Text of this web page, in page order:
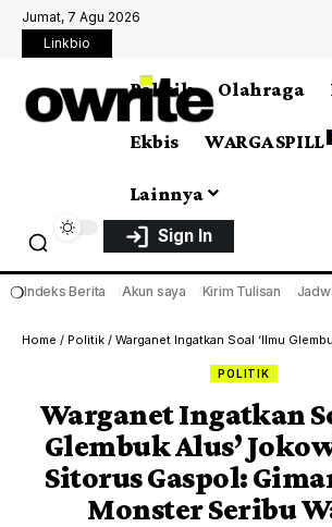
Jumat, 7 Agu 2026
Linkbio
Politik Olahraga
Ekbis WARGA SPILL
Lainnya
Sign In
❍Indeks Berita Akun saya Kirim Tulisan
Home / Politik / Warganet Ingatkan Soal ‘Ilmu Glembuk Alus’ Jokowi, Deddy Sitorus
POLITIK
Warganet Ingatkan
Glembuk Alus’
Sitorus Gaspol:
Monster Seribu